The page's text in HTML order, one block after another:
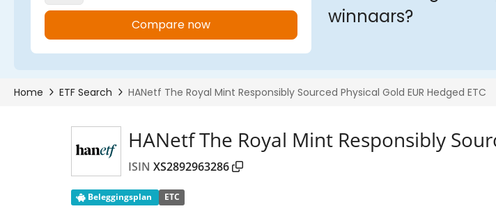
HANetf The Royal Mint Responsibly
ISIN XS2892963286
Beleggingsplan ETC